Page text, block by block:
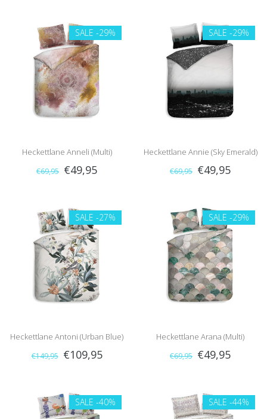
SALE -29%
Heckettlane Anneli (Multi)
€69,95 €49,95
SALE -29%
Heckettlane Annie (Sky Emerald)
€69,95 €49,95
SALE -27%
Heckettlane Antoni (Urban Blue)
€149,95 €109,95
SALE -29%
Heckettlane Arana (Multi)
€69,95 €49,95
SALE -40% SALE -44%